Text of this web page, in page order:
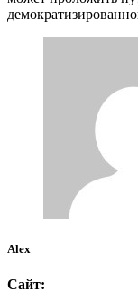
Alex
Сайт: